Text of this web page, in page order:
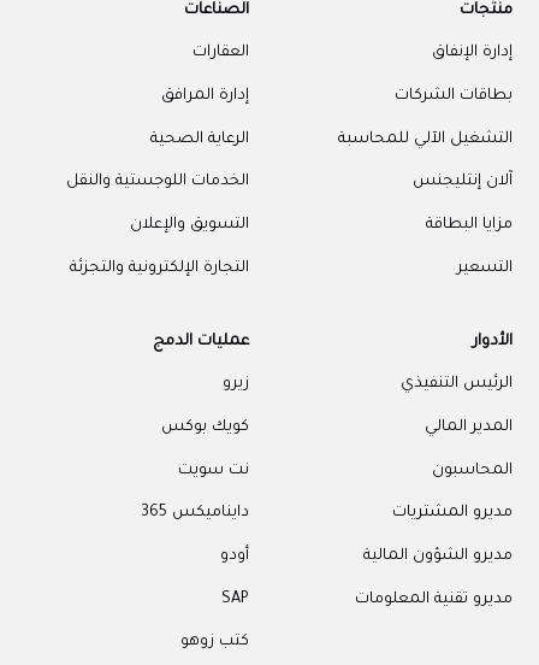
منتجات
إدارة الإنفاق
بطاقات الشركات
التشغيل الآلي للمحاسبة
آلان إنتليجنس
مزايا البطاقة
التسعير
الصناعات
العقارات
إدارة المرافق
الرعاية الصحية
الخدمات اللوجستية والنقل
التسويق والإعلان
التجارة الإلكترونية والتجزئة
الأدوار
الرئيس التنفيذي
المدير المالي
المحاسبون
مديرو المشتريات
مديرو الشؤون المالية
مديرو تقنية المعلومات
عمليات الدمج
زيرو
كويك بوكس
نت سويت
دايناميكس 365
أودو
SAP
كتب زوهو